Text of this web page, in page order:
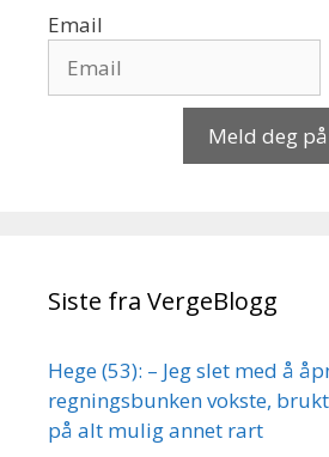
Email
Meld deg på
Siste fra VergeBlogg
Hege (53): – Jeg slet med å
regningsbunken vokste,
på alt mulig annet rart